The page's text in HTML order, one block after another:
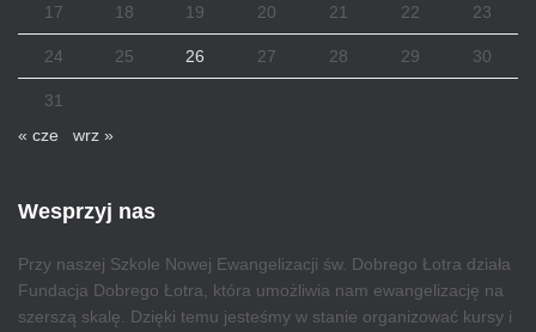
17 18 19 20 21 22 23
24 25 26 27 28 29 30
31
« cze
wrz »
Wesprzyj nas
Przy naszej Szkole Nowej Ewangelizacji św. Dobrego Łotra działa
Fundacja Dobrego Łotra, która umożliwia nam ewangelizację na
szerszą skalę. Dzięki temu jesteśmy w stanie organizować kursy i